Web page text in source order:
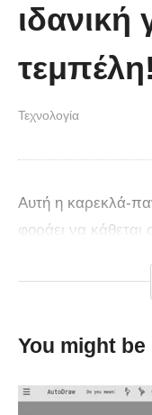
ιδανική
τεμπέλη!
Τεχνολογία
Αυτή η καρεκλά-
φοράει να κάθεται
You might